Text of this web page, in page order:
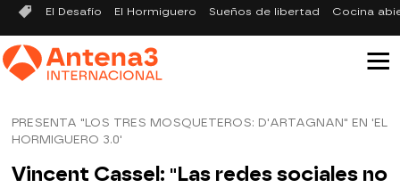
El Desafío El Hormiguero Sueños de libertad Cocina
PRESENTA "LOS TRES MOSQUETEROS: D'ARTAGNAN" EN 'EL
HORMIGUERO 3.0'
Vincent Cassel: "Las redes sociales no